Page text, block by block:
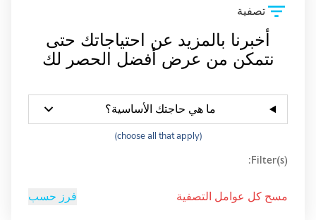
تصفية
أخبرنا بالمزيد عن احتياجاتك حتى
نتمكن من عرض أفضل الحصر لك
ما هي حاجتك الأساسية؟
(choose all that apply)
Filter(s):
مسح كل عوامل التصفية فرز حسب